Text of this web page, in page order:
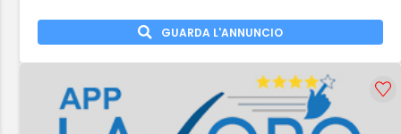
GUARDA L'ANNUNCIO